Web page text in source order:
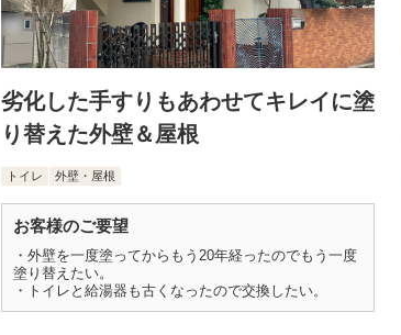
劣化した手すりもあわせてキレイに塗
り替えた外壁＆屋根
トイレ 外壁・屋根
お客様のご要望
・外壁を一度塗ってからもう20年経ったのでもう一度
塗り替えたい。
・トイレと給湯器も古くなったので交換したい。